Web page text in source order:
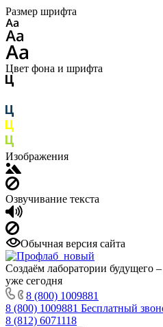
Размер шрифта
Цвет фона и шрифта
Изображения
Озвучивание текста
Обычная версия сайта
Создаём лаборатории будущего –
уже сегодня
8 (800) 1009881
8 (800) 1009881 Бесплатный
8 (812) 6071118